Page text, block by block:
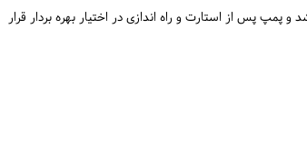
پمپ پس از استارت و راه اندازی در اختیار بهره بردار قرار